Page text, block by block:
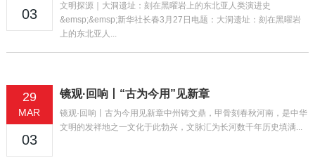
03
文明探源｜大洞遗址：刻在黑曜岩上的东北亚人类演进史
&emsp;&emsp;新华社长春3月27日电题：大洞遗址：刻在黑曜岩
上的东北亚人...
29
MAR
03
镜观·回响丨“古为今用”见新章
镜观·回响丨古为今用见新章中州铸文鼎，甲骨刻春秋河南，是中华
文明的发祥地之一文化于此勃兴，文脉汇为长河数千年历史填满...